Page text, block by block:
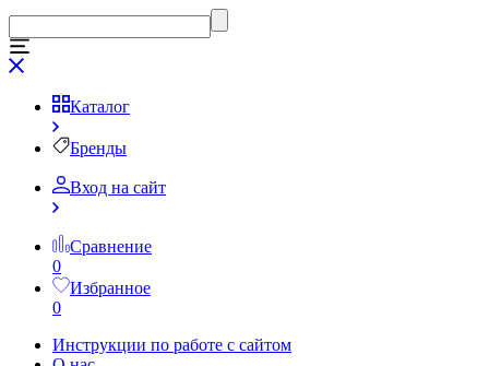
Каталог
Бренды
Вход на сайт
Сравнение
0
Избранное
0
Инструкции по работе с сайтом